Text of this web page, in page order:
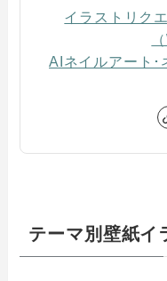
イラストリク
AIネイルアート･
テーマ別壁紙イ